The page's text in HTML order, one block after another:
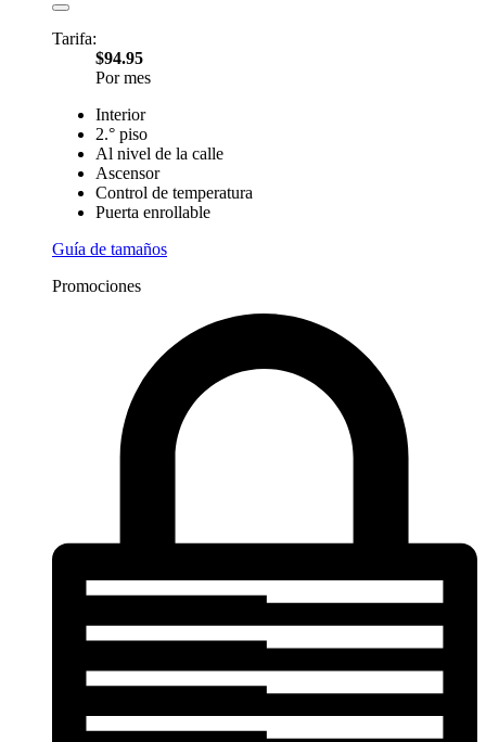
Tarifa:
$94.95
Por mes
Interior
2.° piso
Al nivel de la calle
Ascensor
Control de temperatura
Puerta enrollable
Guía de tamaños
Promociones